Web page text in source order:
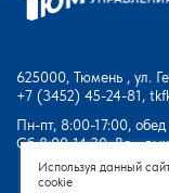
625000, Тюмень , ул.
+7 (3452) 45-24-81,
Пн-пт, 8:00-17:00,
Сб 8:00-14:30, Вс -
Используя данный
cookie